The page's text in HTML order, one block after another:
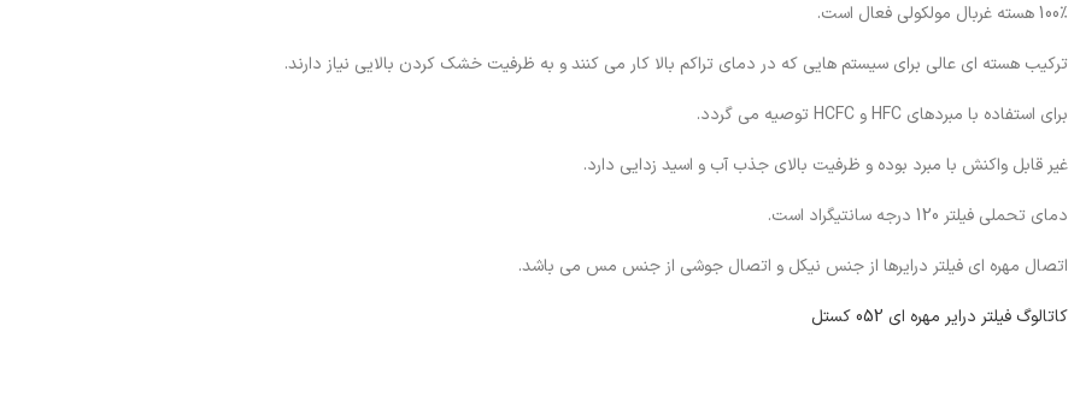
100٪ هسته غربال مولکولی فعال است.
ترکیب هسته ای عالی برای سیستم هایی که در دمای تراکم بالا کار می کنند و به ظرفیت خشک کردن بالایی نیاز دارند.
برای استفاده با مبردهای HFC و HCFC توصیه می گردد.
غیر قابل واکنش با مبرد بوده و ظرفیت بالای جذب آب و اسید زدایی دارد.
دمای تحملی فیلتر 120 درجه سانتیگراد است.
اتصال مهره ای فیلتر درایرها از جنس نیکل و اتصال جوشی از جنس مس می باشد.
کاتالوگ فیلتر درایر مهره ای 052 کستل